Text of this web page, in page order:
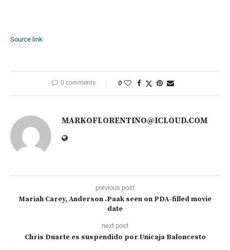
Source link
0 comments 0
MARKOFLORENTINO@ICLOUD.COM
previous post
Mariah Carey, Anderson .Paak seen on PDA-filled movie
date
next post
Chris Duarte es suspendido por Unicaja Baloncesto